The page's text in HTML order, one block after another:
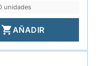
unidades
AÑADIR